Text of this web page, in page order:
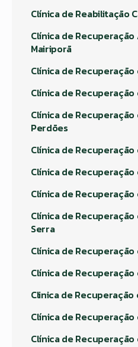
Clínica de Reabilitação
Clínica de
Mairiporã
Clínica de
Clínica de Recuperação
Clínica de Recuperação
Perdões
Clínica de Recuperação
Clínica de
Clínica de
Clínica de
Serra
Clínica de Recuperação
Clínica de Recuperação
Clinica de Recuperação
Clínica de
Clínica de Recuperação